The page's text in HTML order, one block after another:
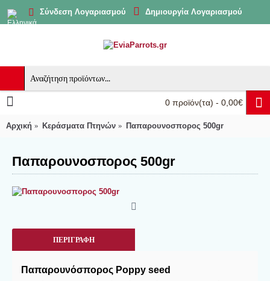
Σύνδεση Λογαριασμού Δημιουργία Λογαριασμού
0 προϊόν(τα) - 0,00€
Αρχική Κεράσματα Πτηνών Παπαρουνοσπορος 500gr
Παπαρουνοσπορος 500gr
ΠΕΡΙΓΡΑΦΉ
Παπαρουνόσπορος Poppy seed